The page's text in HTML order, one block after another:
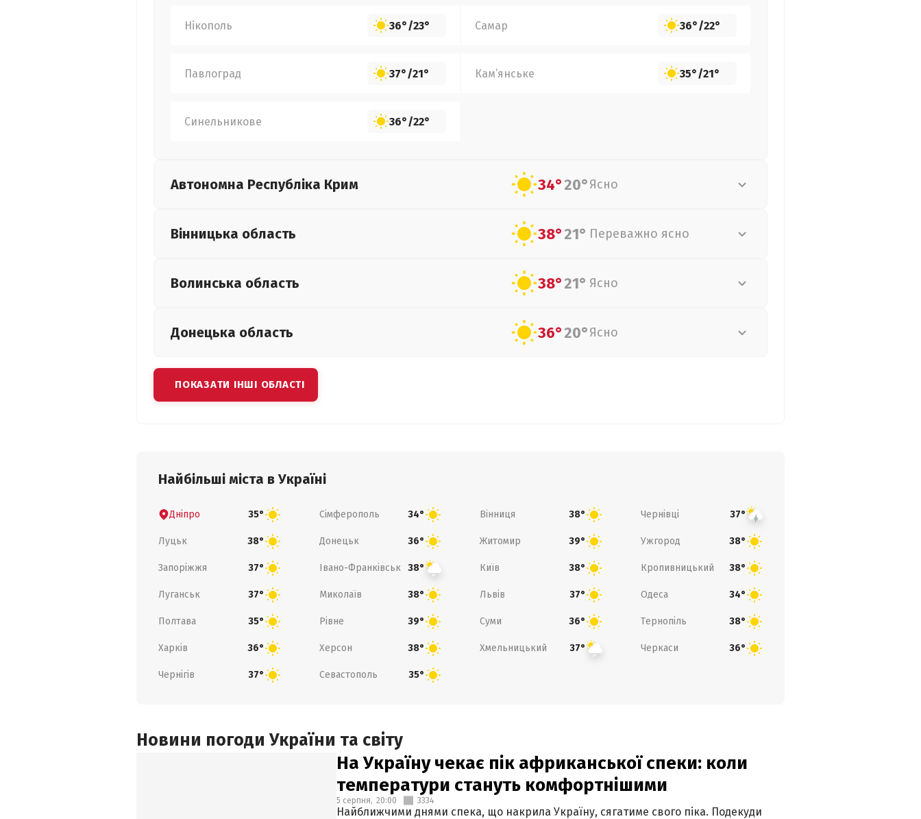
Нікополь 36°/23° Самар 36°/22°
Павлоград 37°/21° Кам’янське 35°/21°
Синельникове 36°/22°
Автономна Республіка Крим 34°20°Ясно
Вінницька область 38°21° Переважно ясно
Волинська область 38°21° Ясно
Донецька область 36°20°Ясно
ПОКАЗАТИ ІНШІ ОБЛАСТІ
Найбільші міста в Україні
Дніпро 35° Сімферополь 34° Вінниця 38° Чернівці 37°
Луцьк 38° Донецьк 36° Житомир 39° Ужгород 38°
Запоріжжя 37° Івано-Франківськ 38° Київ 38° Кропивницький 38°
Луганськ 37° Миколаїв 38° Львів 37° Одеса 34°
Полтава 35° Рівне 39° Суми 36° Тернопіль 38°
Харків 36° Херсон 38° Хмельницький 37° Черкаси 36°
Чернігів 37° Севастополь 35°
Новини погоди України та світу
На Україну чекає пік африканської спеки: коли
температури стануть комфортнішими
5 серпня, 20:00 3334
Найближчими днями спека, що накрила Україну, сягатиме свого піка. Подекуди